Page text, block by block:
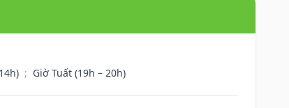
; Giờ Tuất (19h – 20h)